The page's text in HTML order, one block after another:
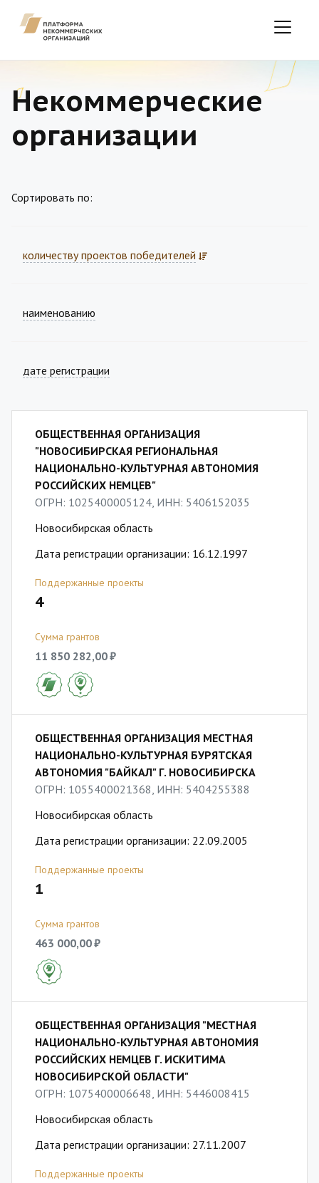
Некоммерческие
организации
Сортировать по:
количеству проектов победителей
наименованию
дате регистрации
ОБЩЕСТВЕННАЯ ОРГАНИЗАЦИЯ
"НОВОСИБИРСКАЯ РЕГИОНАЛЬНАЯ
НАЦИОНАЛЬНО-КУЛЬТУРНАЯ АВТОНОМИЯ
РОССИЙСКИХ НЕМЦЕВ"
ОГРН: 1025400005124, ИНН: 5406152035
Новосибирская область
Дата регистрации организации: 16.12.1997
Поддержанные проекты
4
Сумма грантов
11 850 282,00 ₽
ОБЩЕСТВЕННАЯ ОРГАНИЗАЦИЯ МЕСТНАЯ
НАЦИОНАЛЬНО-КУЛЬТУРНАЯ БУРЯТСКАЯ
АВТОНОМИЯ "БАЙКАЛ" Г. НОВОСИБИРСКА
ОГРН: 1055400021368, ИНН: 5404255388
Новосибирская область
Дата регистрации организации: 22.09.2005
Поддержанные проекты
1
Сумма грантов
463 000,00 ₽
ОБЩЕСТВЕННАЯ ОРГАНИЗАЦИЯ "МЕСТНАЯ
НАЦИОНАЛЬНО-КУЛЬТУРНАЯ АВТОНОМИЯ
РОССИЙСКИХ НЕМЦЕВ Г. ИСКИТИМА
НОВОСИБИРСКОЙ ОБЛАСТИ"
ОГРН: 1075400006648, ИНН: 5446008415
Новосибирская область
Дата регистрации организации: 27.11.2007
Поддержанные проекты